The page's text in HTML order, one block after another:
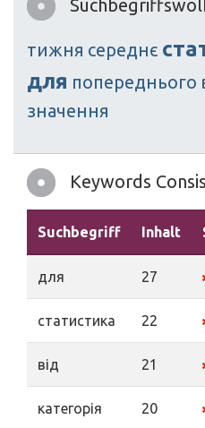
тижня середнє
для попереднього
значення
Keywords
Suchbegriff Inhalt
для 27
статистика 22
від 21
категорія 20